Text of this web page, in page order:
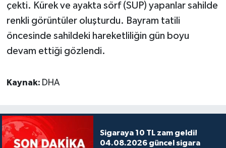
çekti. Kürek ve ayakta sörf (SUP) yapanlar sahilde
renkli görüntüler oluşturdu. Bayram tatili
öncesinde sahildeki hareketliliğin gün boyu
devam ettiği gözlendi.
Kaynak: DHA
Sigaraya 10 TL zam geldi!
04.08.2026 güncel sigara